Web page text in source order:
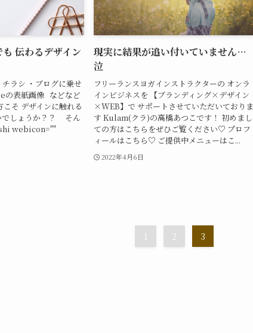
伝わるデザイン
ラシ ・ブログに乗せ
の表紙画像 などなど
そ デザインに触れる
でしょうか？？ そん
webicon=""
現実に結果が追い付いていません…
泣
フリーランスヨガインストラクターの オンラ
インビジネスを 【ブランディング×デザイン
×WEB】で サポートさせていただいておりま
す Kulam(クラ)の高橋あつこです！ 初めまし
ての方はこちらをぜひご覧ください♡ プロフ
ィールはこちら♡ ご提供中メニューはこ...
2022年4月6日
1 2 3